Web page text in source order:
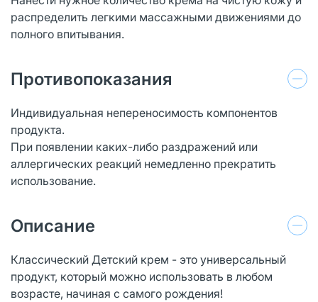
распределить легкими массажными движениями до
полного впитывания.
Противопоказания
Индивидуальная непереносимость компонентов
продукта.
При появлении каких-либо раздражений или
аллергических реакций немедленно прекратить
использование.
Описание
Классический Детский крем - это универсальный
продукт, который можно использовать в любом
возрасте, начиная с самого рождения!